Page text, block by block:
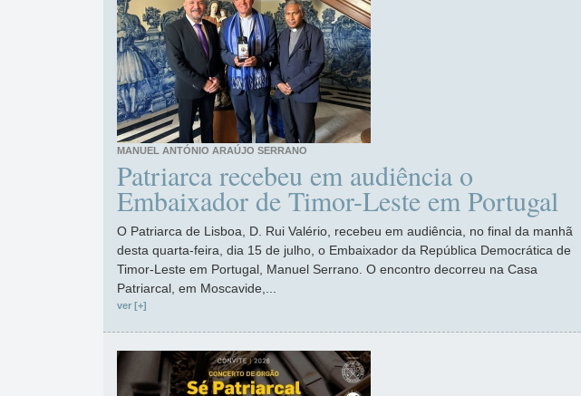
MANUEL ANTÓNIO ARAÚJO SERRANO
Patriarca recebeu em audiência o
Embaixador de Timor-Leste em Portugal
O Patriarca de Lisboa, D. Rui Valério, recebeu em audiência, no final da manhã
desta quarta-feira, dia 15 de julho, o Embaixador da República Democrática de
Timor-Leste em Portugal, Manuel Serrano. O encontro decorreu na Casa
Patriarcal, em Moscavide,...
ver [+]